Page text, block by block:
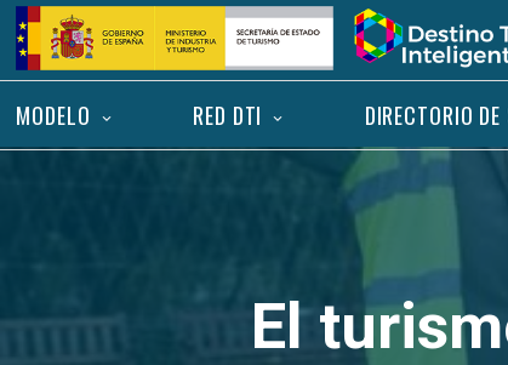
Saltar
contenido
Inicio
MODELO RED DTI DIRECTORIO
El